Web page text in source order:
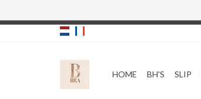
HOME BH'S SLIP